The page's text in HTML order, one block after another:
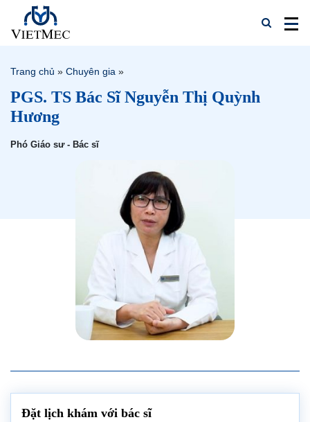
Trang chủ » Chuyên gia »
PGS. TS Bác Sĩ Nguyễn Thị Quỳnh
Hương
Phó Giáo sư - Bác sĩ
Đặt lịch khám với bác sĩ